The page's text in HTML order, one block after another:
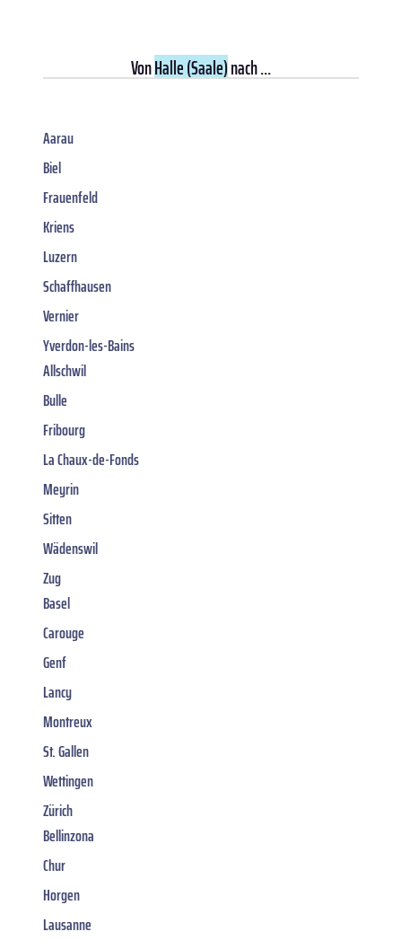
VonHalle (Saale)nach ...
Aarau
Biel
Frauenfeld
Kriens
Luzern
Schaffhausen
Vernier
Yverdon-les-Bains
Allschwil
Bulle
Fribourg
La Chaux-de-Fonds
Meyrin
Sitten
Wädenswil
Zug
Basel
Carouge
Genf
Lancy
Montreux
St. Gallen
Wettingen
Zürich
Bellinzona
Chur
Horgen
Lausanne